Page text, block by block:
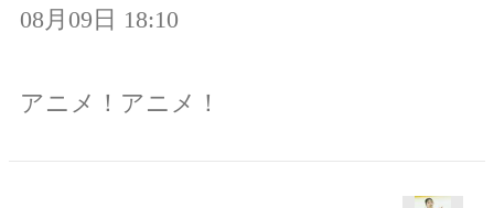
08月09日 18:10
アニメ！アニメ！